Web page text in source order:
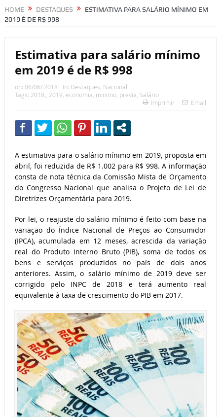
HOME DESTAQUES
ESTIMATIVA PARA SALÁRIO MÍNIMO EM
2019 É DE R$ 998
Estimativa para salário mínimo
em 2019 é de R$ 998
on: 06/06/ 2018 In: Destaques, Nacional
Tags: 2018., 2019, economia, minimo, previa, Salário
Imprimir
Email
A estimativa para o salário mínimo em 2019, proposta em
abril, foi reduzida de R$ 1.002 para R$ 998. A informação
consta de nota técnica da Comissão Mista de Orçamento
do Congresso Nacional que analisa o Projeto de Lei de
Diretrizes Orçamentária para 2019.
Por lei, o reajuste do salário mínimo é feito com base na
variação do Índice Nacional de Preços ao Consumidor
(IPCA), acumulada em 12 meses, acrescida da variação
real do Produto Interno Bruto (PIB), soma de todos os
bens e serviços produzidos no país de dois anos
anteriores. Assim, o salário mínimo de 2019 deve ser
corrigido pelo INPC de 2018 e terá aumento real
equivalente à taxa de crescimento do PIB em 2017.